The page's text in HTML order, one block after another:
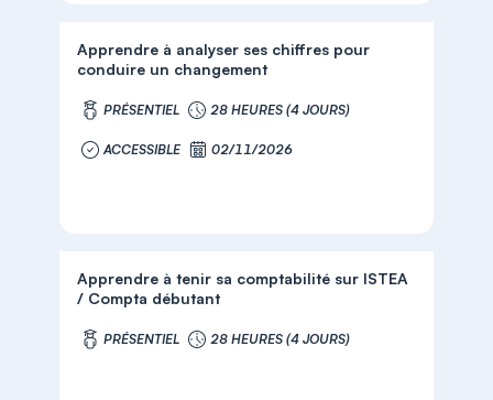
Apprendre à analyser ses chiffres pour
conduire un changement
PRÉSENTIEL 28 HEURES (4 JOURS)
ACCESSIBLE 02/11/2026
Apprendre à tenir sa comptabilité sur ISTEA
/ Compta débutant
PRÉSENTIEL 28 HEURES (4 JOURS)